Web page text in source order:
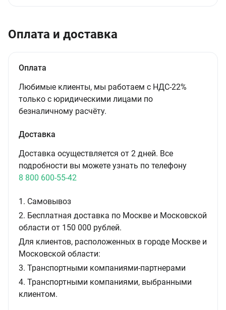
Оплата и доставка
Оплата
Любимые клиенты, мы работаем с НДС-22%
только с юридическими лицами по
безналичному расчёту.
Доставка
Доставка осуществляется от 2 дней. Все
подробности вы можете узнать по телефону
8 800 600-55-42
1. Самовывоз
2. Бесплатная доставка по Москве и Московской
области от 150 000 рублей.
Для клиентов, расположенных в городе Москве и
Московской области:
3. Транспортными компаниями-партнерами
4. Транспортными компаниями, выбранными
клиентом.